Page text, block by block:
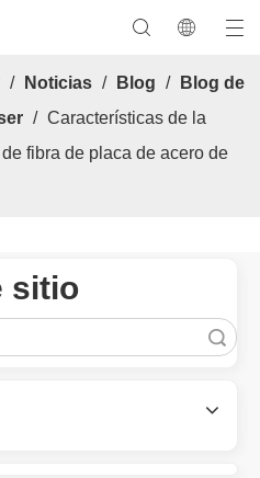
/ Noticias / Blog /
Blog de
/ Características de la
fibra de placa de acero de
sitio